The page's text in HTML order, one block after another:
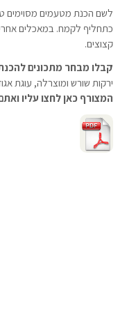
לשם הכנת מטעמים מסוימים
כתחליף לקמח. במאכלים
קצוצים.
קבלו מבחר מתכונים
ירקות שורש ומוצרלה, עוגת
המצורף כאן לחצו עליו